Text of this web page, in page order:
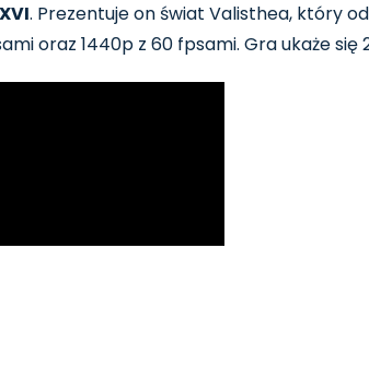
. Prezentuje on świat Valisthea, który
oraz 1440p z 60 fpsami. Gra ukaże się